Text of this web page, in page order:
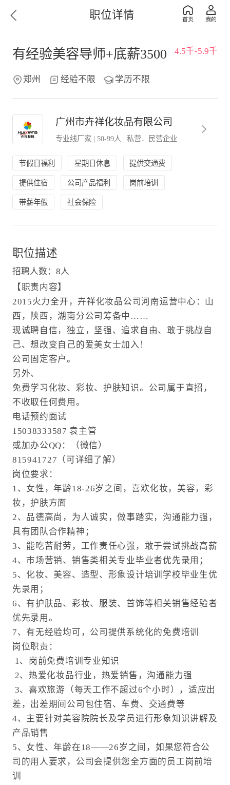
职位详情
有经验美容导师+底薪3500 4.5千-5.9千
郑州 经验不限 学历不限
广州市卉祥化妆品有限公司
专业线厂家 | 50-99人 | 私营．民营企业
节假日福利 星期日休息 提供交通费
提供住宿 公司产品福利 岗前培训
带薪年假 社会保险
职位描述
招聘人数：8人
【职责内容】
2015火力全开，卉祥化妆品公司河南运营中心：山
西，陕西，湖南分公司筹备中……
现诚聘自信，独立，坚强、追求自由、敢于挑战自
己、想改变自己的爱美女士加入！
公司固定客户。
另外、
免费学习化妆、彩妆、护肤知识。公司属于直招，
不收取任何费用。
电话预约面试
15038333587 袁主管
或加办公QQ：（微信）
815941727（可详细了解）
岗位要求：
1、女性，年龄18-26岁之间，喜欢化妆，美容，彩
妆，护肤方面
2、品德高尚，为人诚实，做事踏实，沟通能力强，
具有团队合作精神；
3、能吃苦耐劳，工作责任心强，敢于尝试挑战高薪
4、市场营销、销售类相关专业毕业者优先录用；
5、化妆、美容、造型、形象设计培训学校毕业生优
先录用；
6、有护肤品、彩妆、服装、首饰等相关销售经验者
优先录用。
7、有无经验均可，公司提供系统化的免费培训
岗位职责：
1、岗前免费培训专业知识
2、热爱化妆品行业，热爱销售，沟通能力强
3、喜欢旅游（每天工作不超过6个小时），适应出
差，出差期间公司包住宿、车费、交通费等
4、主要针对美容院院长及学员进行形象知识讲解及
产品销售
5、女性、年龄在18——26岁之间，如果您符合公
司的用人要求，公司会提供您全方面的员工岗前培
训